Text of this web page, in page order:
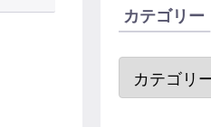
カテゴリー